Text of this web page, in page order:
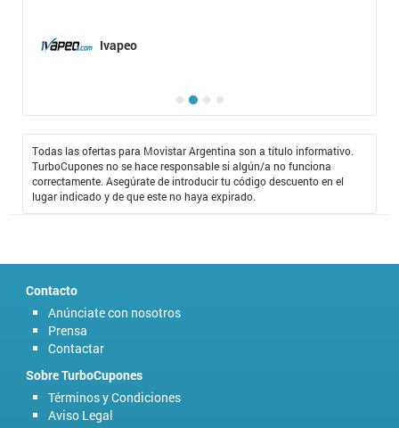
Ivapeo
Todas las ofertas para Movistar Argentina son a título informativo.
TurboCupones no se hace responsable si algún/a no funciona
correctamente. Asegúrate de introducir tu código descuento en el
lugar indicado y de que este no haya expirado.
Contacto
Anúnciate con nosotros
Prensa
Contactar
Sobre TurboCupones
Términos y Condiciones
Aviso Legal